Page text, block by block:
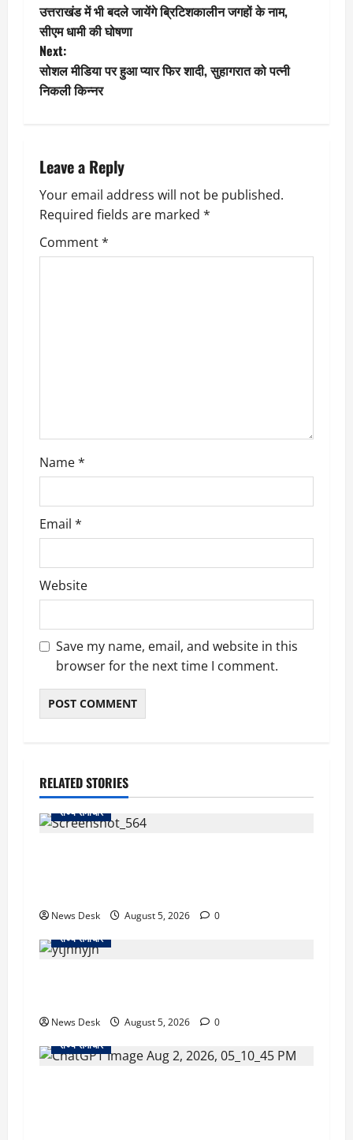
o
s
t
a
v
i
g
उत्तराखंड में भी बदले जायेंगे ब्रिटिशकालीन जगहों के नाम,
सीएम धामी की घोषणा
Next:
सोशल मीडिया पर हुआ प्यार फिर शादी, सुहागरात को पत्नी
निकली किन्नर
Leave a Reply
Your email address will not be published.
Required fields are marked *
Comment*
Name*
Email *
Website
Save my name, email, and website in this
browser for the next time I comment.
RELATED STORIES
राज्य समाचार
News Desk August 5, 2026
0
राज्य समाचार
News Desk August 5, 2026
0
राज्य समाचार